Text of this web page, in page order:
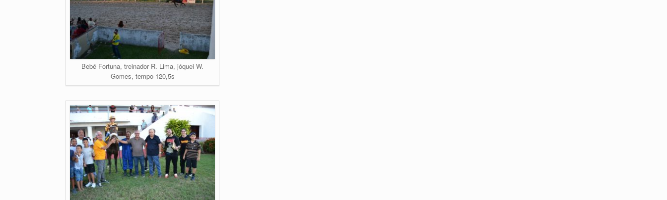
Bebê Fortuna, treinador R. Lima, jóquei W.
Gomes, tempo 120,5s